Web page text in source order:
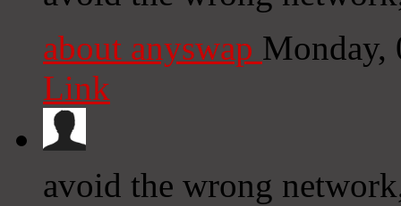
about anyswap Monday,
Link
avoid the wrong